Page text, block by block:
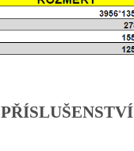
PŘÍSLUŠENSTVÍ